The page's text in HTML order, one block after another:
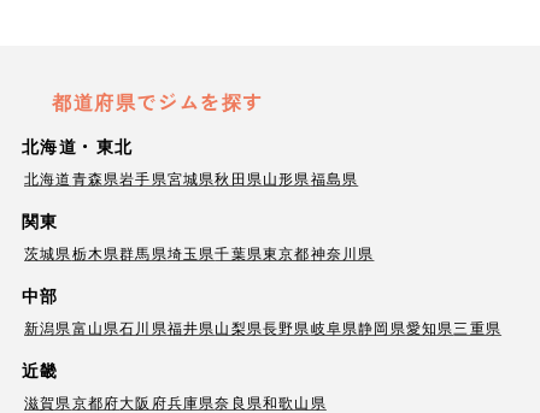
都道府県でジムを探す
北海道・東北
北海道青森県岩手県宮城県秋田県山形県福島県
関東
茨城県栃木県群馬県埼玉県千葉県東京都神奈川県
中部
新潟県富山県石川県福井県山梨県長野県岐阜県静岡県愛知県三重県
近畿
滋賀県京都府大阪府兵庫県奈良県和歌山県